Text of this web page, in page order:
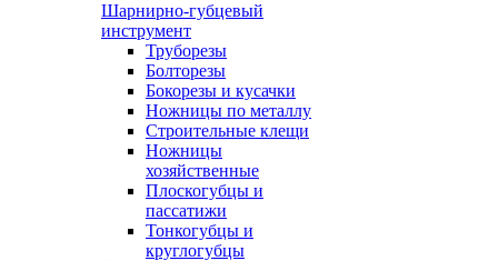
Шарнирно-губцевый
инструмент
Труборезы
Болторезы
Бокорезы и кусачки
Ножницы по металлу
Строительные клещи
Ножницы
хозяйственные
Плоскогубцы и
пассатижи
Тонкогубцы и
круглогубцы